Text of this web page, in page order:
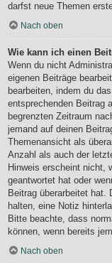
darfst neue Themen
Nach oben
Wie kann ich einen
Wenn du nicht
eigenen Beiträge
bearbeiten, indem du
entsprechenden Beitrag
begrenzten Zeitraum
jemand auf deinen
Themenansicht als
Anzahl als auch der
Hinweis erscheint nicht,
geantwortet hat oder
Beitrag überarbeitet
halten, eine Notiz
Bitte beachte, dass
können, wenn bereits
Nach oben